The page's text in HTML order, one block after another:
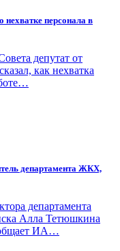
нехватке персонала в
депутат от
как нехватка
департамента ЖКХ,
департамента
Алла Тетюшкина
ИА…